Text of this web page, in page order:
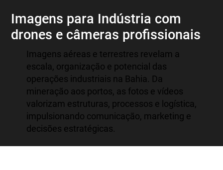
Imagens para Indústria com
drones e câmeras profissionais
Imagens aéreas e terrestres revelam a
escala, organização e potencial das
operações industriais na Bahia. Da
mineração aos portos, as fotos e vídeos
valorizam estruturas, processos e logística,
impulsionando comunicação, marketing e
decisões estratégicas.